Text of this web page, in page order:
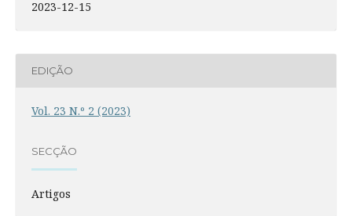
2023-12-15
EDIÇÃO
Vol. 23 N.º 2 (2023)
SECÇÃO
Artigos